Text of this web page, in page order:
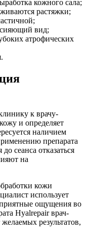
кожного сала;
растяжки;
сияющий вид;
атрофических
к врачу-
и определяет
наличием
препарата
сеанса отказаться
на
кожи
использует
ощущения во
Hyalrepair врач-
результатов,